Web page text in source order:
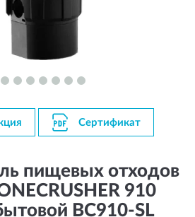
Сертификат
пищевых отходов
910
BC910-SL